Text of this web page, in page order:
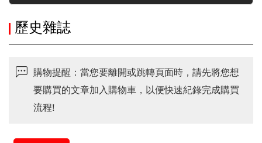
歷史雜誌
購物提醒：當您要離開或跳轉頁面時，請先將您想
要購買的文章加入購物車，以便快速紀錄完成購買
流程!